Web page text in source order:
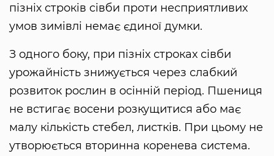
пізніх строків сівби проти несприятливих
умов зимівлі немає єдиної думки.
З одного боку, при пізніх строках сівби
урожайність знижується через слабкий
розвиток рослин в осінній період. Пшениця
не встигає восени розкущитися або має
малу кількість стебел, листків. При цьому не
утворюється вторинна коренева система.